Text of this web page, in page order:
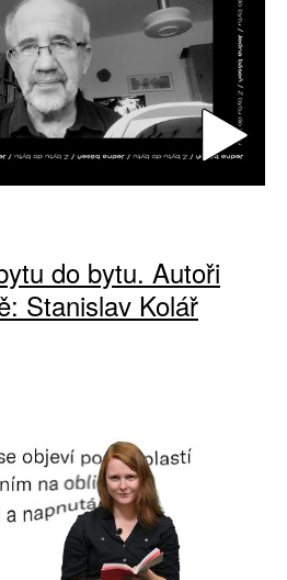
do bytu. Autoři
Stanislav Kolář